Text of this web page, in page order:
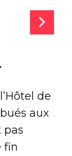
de
aux
pas
fin